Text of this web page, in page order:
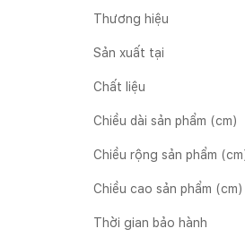
Thương hiệu
Sản xuất tại
Chất liệu
Chiều dài sản phẩm (cm)
Chiều rộng sản phẩm
Chiều cao sản phẩm (cm)
Thời gian bảo hành